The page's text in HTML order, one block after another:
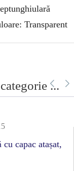
Transparent
...
capac atașat,